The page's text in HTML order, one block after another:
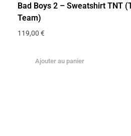
Bad Boys 2 – Sweatshirt TNT
Team)
119,00 €
Ajouter au panier